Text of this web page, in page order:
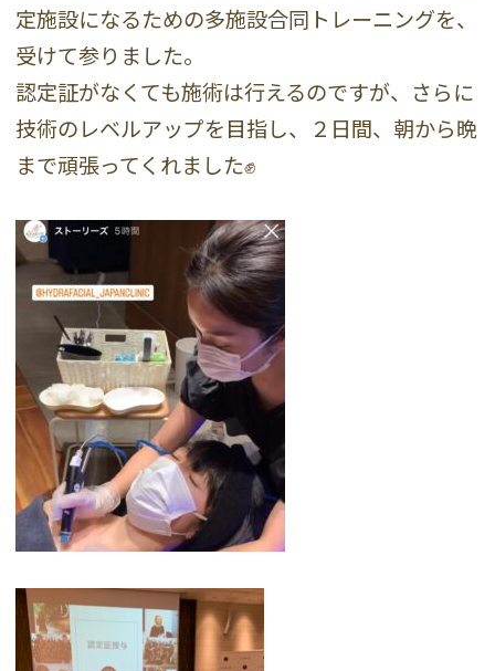
定施設になるための多施設合同トレーニングを、
受けて参りました。
認定証がなくても施術は行えるのですが、さらに
技術のレベルアップを目指し、２日間、朝から晩
まで頑張ってくれました✊